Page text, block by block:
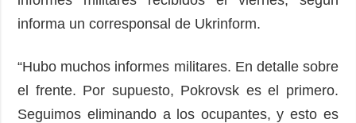
informa un corresponsal de Ukrinform.
“Hubo muchos informes militares. En detalle sobre
el frente. Por supuesto, Pokrovsk es el primero.
Seguimos eliminando a los ocupantes, y esto es